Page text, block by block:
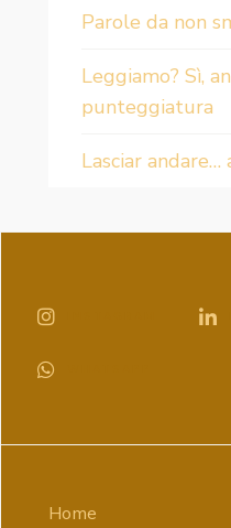
Parole da non
Leggiamo? Sì,
punteggiatura
Lasciar
Home